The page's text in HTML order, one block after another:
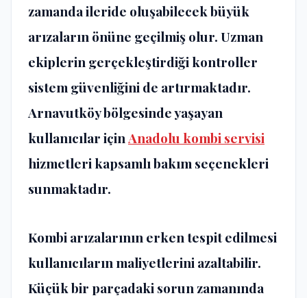
zamanda ileride oluşabilecek büyük
arızaların önüne geçilmiş olur. Uzman
ekiplerin gerçekleştirdiği kontroller
sistem güvenliğini de artırmaktadır.
Arnavutköy bölgesinde yaşayan
kullanıcılar için Anadolu kombi servisi
hizmetleri kapsamlı bakım seçenekleri
sunmaktadır.
Kombi arızalarının erken tespit edilmesi
kullanıcıların maliyetlerini azaltabilir.
Küçük bir parçadaki sorun zamanında